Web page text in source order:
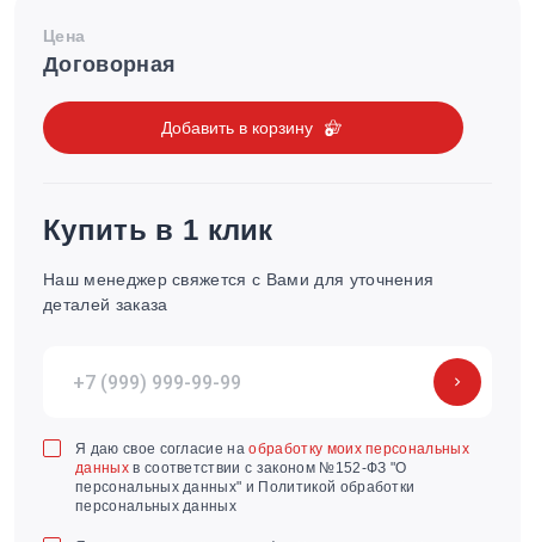
Цена
Договорная
Добавить в корзину
Купить в 1 клик
Наш менеджер свяжется с Вами для уточнения
деталей заказа
Я даю свое согласие наобработку моих персональных
данныхв соответствии с законом №152-ФЗ "О
персональных данных" и Политикой обработки
персональных данных